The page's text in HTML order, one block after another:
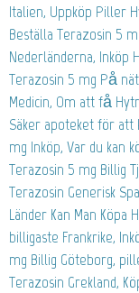
Italien, Uppköp Piller
Beställa Terazosin 5
Nederländerna, Inköp
Terazosin 5 mg På
Medicin, Om att få
Säker apoteket för att
mg Inköp, Var du kan
Terazosin 5 mg Billig
Terazosin Generisk
Länder Kan Man
billigaste Frankrike,
mg Billig Göteborg,
Terazosin Grekland,